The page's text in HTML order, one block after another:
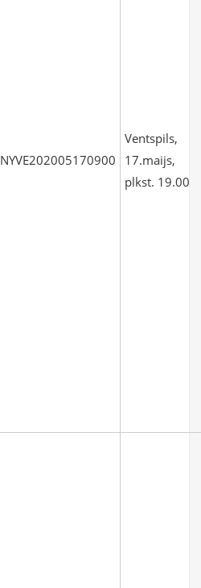
NYVE202005170900
Ventspils,
17.maijs,
plkst. 19.00